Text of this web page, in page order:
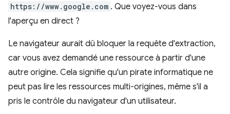
https://www.google.com . Que voyez-vous dans
l'aperçu en direct ?
Le navigateur aurait dû bloquer la requête d'extraction,
car vous avez demandé une ressource à partir d'une
autre origine. Cela signifie qu'un pirate informatique ne
peut pas lire les ressources multi-origines, même s'il a
pris le contrôle du navigateur d'un utilisateur.